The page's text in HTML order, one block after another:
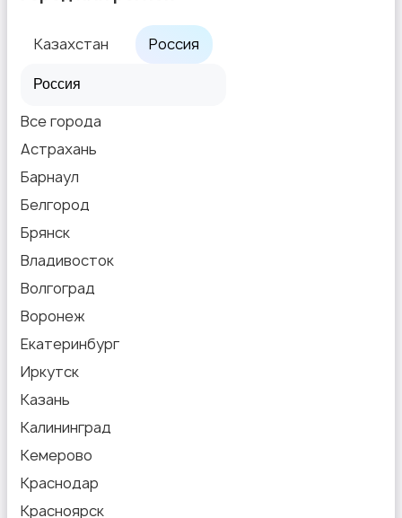
Казахстан Россия
Все города
Астрахань
Барнаул
Белгород
Брянск
Владивосток
Волгоград
Воронеж
Екатеринбург
Иркутск
Казань
Калининград
Кемерово
Краснодар
Красноярск